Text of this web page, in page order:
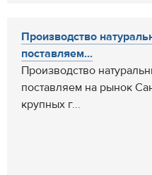
Производство
поставляем...
Производство
поставляем на рынок
крупных г...